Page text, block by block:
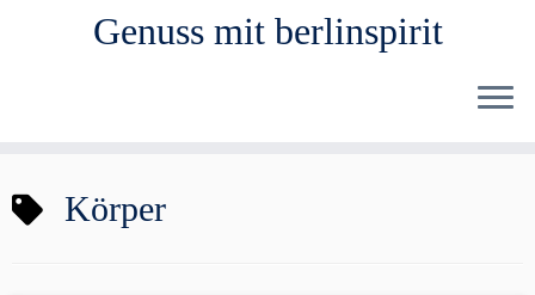
Inhalt
Genuss mit berlinspirit
Körper